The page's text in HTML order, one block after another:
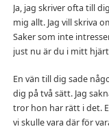
Ja, jag skriver ofta till
mig allt. Jag vill skriva
Saker som inte
just nu är du i mitt
En vän till dig sade
dig på två sätt. Jag
tror hon har rätt i det.
vi skulle vara där för